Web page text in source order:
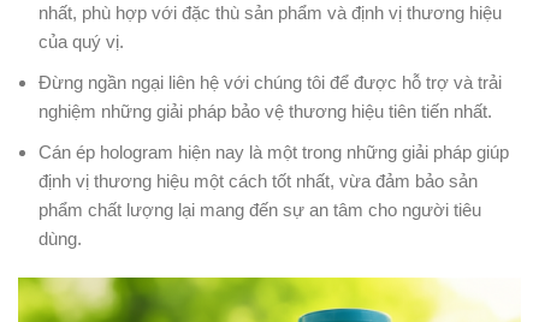
nhất, phù hợp với đặc thù sản phẩm và định vị thương hiệu
của quý vị.
Đừng ngần ngại liên hệ với chúng tôi để được hỗ trợ và trải
nghiệm những giải pháp bảo vệ thương hiệu tiên tiến nhất.
Cán ép hologram hiện nay là một trong những giải pháp giúp
định vị thương hiệu một cách tốt nhất, vừa đảm bảo sản
phẩm chất lượng lại mang đến sự an tâm cho người tiêu
dùng.